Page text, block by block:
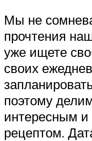
Мы не
прочтения
уже ищете
своих
поэтому
интересным
рецептом.